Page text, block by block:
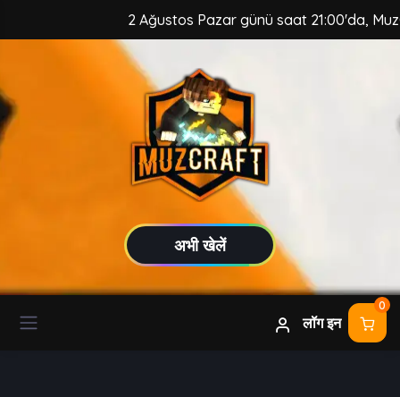
2 Ağustos Pazar günü saat 21:00'da, MuzCraft
अभी खेलें
लॉग इन
0